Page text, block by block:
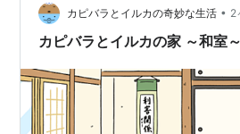
談・日記を書きたい人のグループ
カピバラとイルカの奇妙な生活 • 2
カピバラとイルカの家 ～和室～